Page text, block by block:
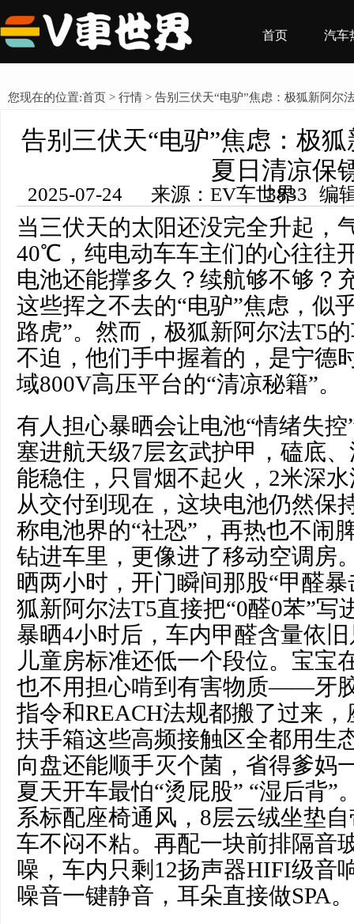
首页 汽车
您现在的位置:首页 > 行情 > 告别三伏天“电驴”焦虑：极狐新阿尔
告别三伏天“电驴”焦虑：极
夏日清凉保
2025-07-24 来源：EV车世界 编辑：王希然 浏览量： 3833
当三伏天的太阳还没完全升起，
40℃，纯电动车车主们的心往往
电池还能撑多久？续航够不够？
这些挥之不去的“电驴”焦虑，似
路虎”。然而，极狐新阿尔法T5
不迫，他们手中握着的，是宁德
域800V高压平台的“清凉秘籍”。
有人担心暴晒会让电池“情绪失
塞进航天级7层玄武护甲，磕底
能稳住，只冒烟不起火，2米深
从交付到现在，这块电池仍然保
称电池界的“社恐”，再热也不闹
钻进车里，更像进了移动空调房
晒两小时，开门瞬间那股“甲醛
狐新阿尔法T5直接把“0醛0苯”
暴晒4小时后，车内甲醛含量依旧
儿童房标准还低一个段位。宝宝
也不用担心啃到有害物质——牙
指令和REACH法规都搬了过来
扶手箱这些高频接触区全都用生
向盘还能顺手灭个菌，省得爹妈
夏天开车最怕“烫屁股” “湿后背”
系标配座椅通风，8层云绒坐垫
车不闷不粘。再配一块前排隔音
噪，车内只剩12扬声器HIFI级音
噪音一键静音，耳朵直接做SPA。